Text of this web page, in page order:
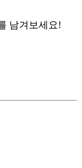
남겨보세요!